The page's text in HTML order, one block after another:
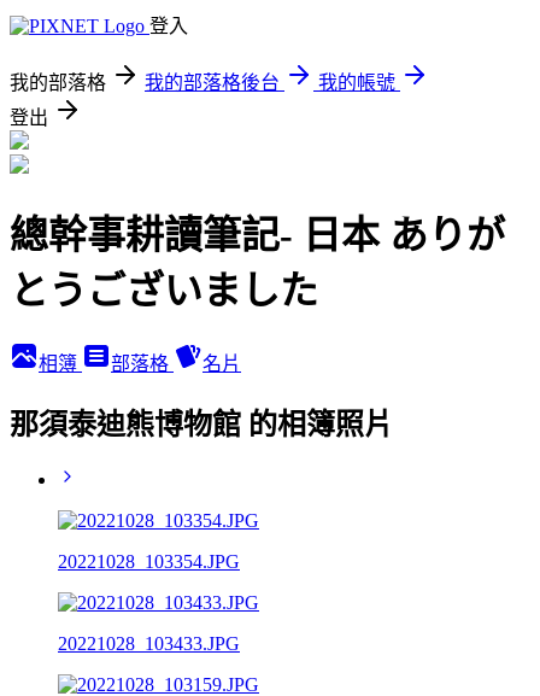
登入
我的部落格 我的部落格後台
我的帳號
登出
總幹事耕讀筆記- 日本 ありが
とうございました
相簿 部落格 名片
那須泰迪熊博物館 的相簿照片
20221028_103354.JPG
20221028_103433.JPG